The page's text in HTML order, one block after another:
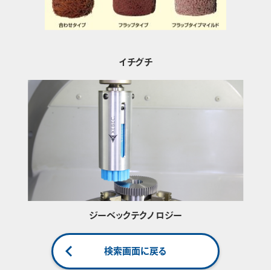
イチグチ
ジーベックテクノロジー
検索画面に戻る